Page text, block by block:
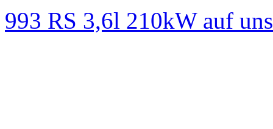
993 RS 3,6l 210kW auf